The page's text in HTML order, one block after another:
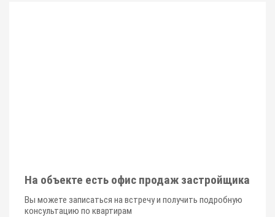
На объекте есть офис продаж застройщика
Вы можете записаться на встречу и получить подробную
консультацию по квартирам